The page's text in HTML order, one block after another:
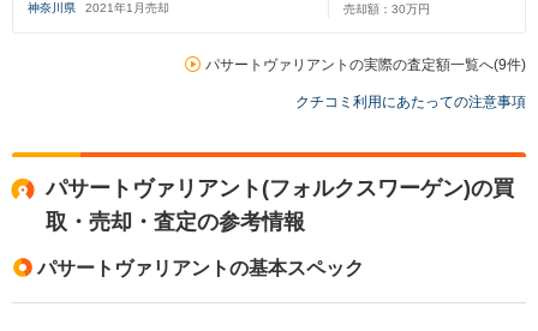
神奈川県 2021年1 月売却
売却額： 30万円
パサートヴァリアントの実際の査定額一覧へ(9件)
クチコミ利用にあたっての注意事項
パサートヴァリアント(フォルクスワーゲン)の買
取・売却・査定の参考情報
パサートヴァリアントの基本スペック